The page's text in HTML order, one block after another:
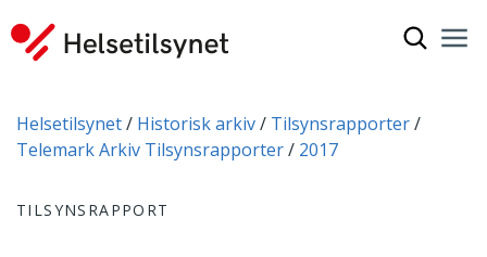
Du er her:
Helsetilsynet Historisk arkiv
Tilsynsrapporter
Telemark Arkiv Tilsynsrapporter
2017
TILSYNSRAPPORT